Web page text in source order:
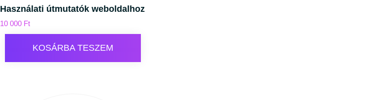
Használati útmutatók weboldalhoz
10 000 Ft
KOSÁRBA TESZEM